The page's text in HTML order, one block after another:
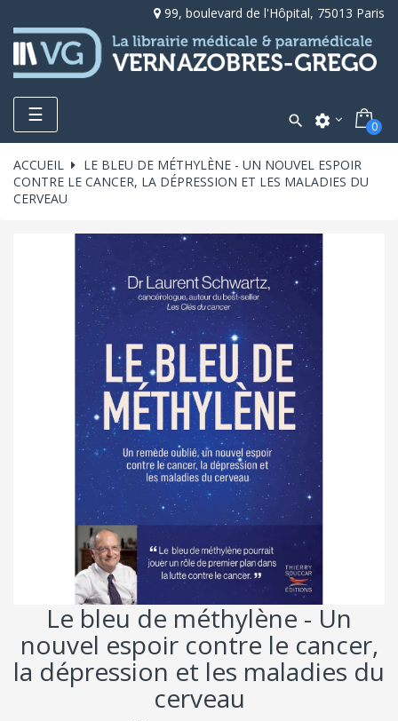
99, boulevard de l'Hôpital, 75013 Paris
Toggle
navigation
☰  settings 0
ACCUEIL
LE BLEU DE MÉTHYLÈNE - UN NOUVEL ESPOIR
CONTRE LE CANCER, LA DÉPRESSION ET LES MALADIES DU
CERVEAU
Le bleu de méthylène - Un
nouvel espoir contre le cancer,
la dépression et les maladies du
cerveau